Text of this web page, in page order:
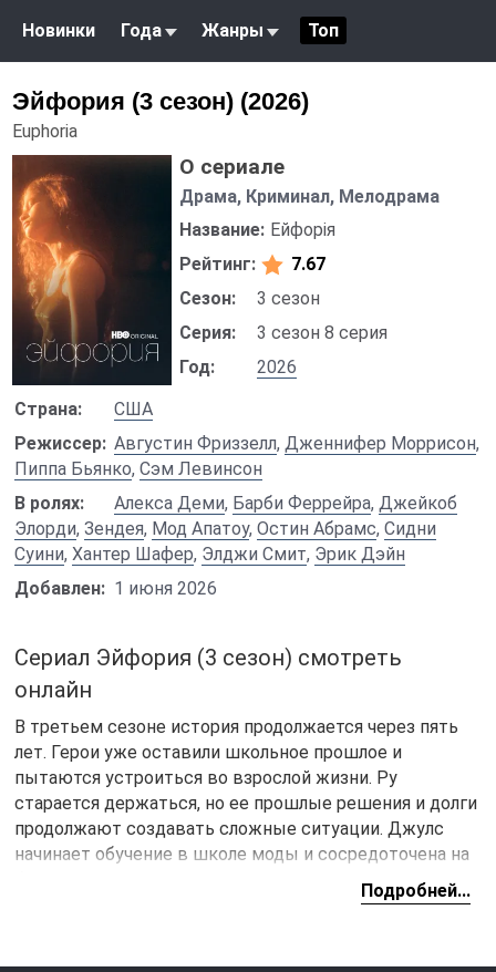
Новинки Года Жанры Топ
Эйфория (3 сезон) (2026)
Euphoria
О сериале
Драма, Криминал, Мелодрама
Название: Ейфорія
Рейтинг:
7.67
Сезон:
3 сезон
Серия:
3 сезон 8 серия
Год:
2026
Страна:
США
Режиссер: Августин Фриззелл,Дженнифер Моррисон,
Пиппа Бьянко,Сэм Левинсон
В ролях:
Алекса Деми, Барби Феррейра,Джейкоб
Элорди,Зендея, Мод Апатоу,Остин Абрамс,Сидни
Суини,Хантер Шафер, Элджи Смит, Эрик Дэйн
Добавлен: 1 июня 2026
Сериал Эйфория (3 сезон) смотреть
онлайн
В третьем сезоне история продолжается через пять
лет. Герои уже оставили школьное прошлое и
пытаются устроиться во взрослой жизни. Ру
старается держаться, но ее прошлые решения и долги
продолжают создавать сложные ситуации. Джулс
начинает обучение в школе моды и сосредоточена на
будущем, но старые связи не отпускают.
Подробней...